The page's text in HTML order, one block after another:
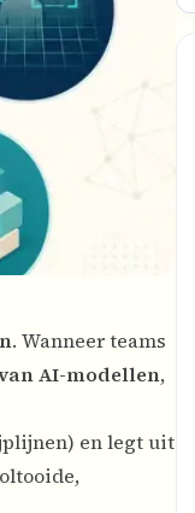
. Wanneer teams
AI-modellen,
en legt uit